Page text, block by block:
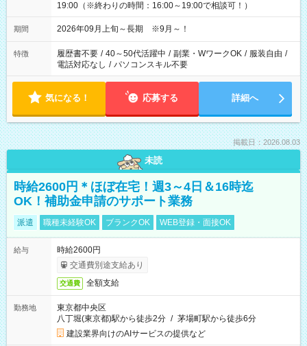
19:00（※終わりの時間：16:00～19:00で相談可！）
期間 2026年09月上旬～長期 ※9月～！
特徴 履歴書不要 / 40～50代活躍中 / 副業・WワークOK / 服装自由 /
電話対応なし / パソコンスキル不要
気になる！ 応募する 詳細へ
掲載日：2026.08.03
未読
時給2600円＊ほぼ在宅！週3～4日＆16時迄
OK！補助金申請のサポート業務
派遣 職種未経験OK ブランクOK WEB登録・面接OK
給与
時給2600円
交通費別途支給あり
交通費 全額支給
勤務地
東京都中央区
八丁堀(東京都)駅から徒歩2分 / 茅場町駅から徒歩6分
建設業界向けのAIサービスの提供など